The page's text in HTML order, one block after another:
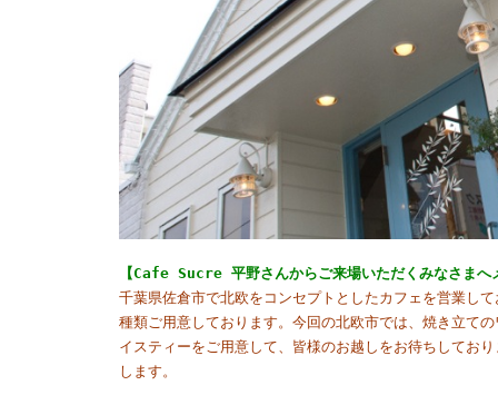
【Cafe Sucre 平野さんからご来場いただくみなさまへ
千葉県佐倉市で北欧をコンセプトとしたカフェを営業し
種類ご用意しております。今回の北欧市では、焼き立て
イスティーをご用意して、皆様のお越しをお待ちしてお
します。